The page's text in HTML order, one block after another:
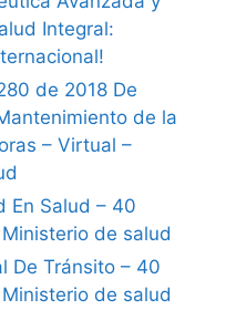
Integral:
de 2018 De
de la
– Virtual –
En Salud – 40
de salud
De Tránsito – 40
de salud